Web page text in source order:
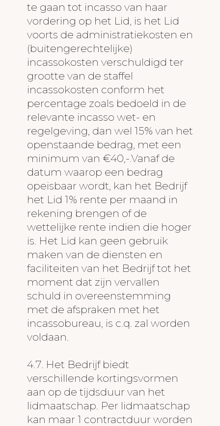
te gaan tot incasso van haar
vordering op het Lid, is het Lid
voorts de administratiekosten en
(buitengerechtelijke)
incassokosten verschuldigd ter
grootte van de staffel
incassokosten conform het
percentage zoals bedoeld in de
relevante incasso wet- en
regelgeving, dan wel 15% van het
openstaande bedrag, met een
minimum van €40,-.Vanaf de
datum waarop een bedrag
opeisbaar wordt, kan het Bedrijf
het Lid 1% rente per maand in
rekening brengen of de
wettelijke rente indien die hoger
is. Het Lid kan geen gebruik
maken van de diensten en
faciliteiten van het Bedrijf tot het
moment dat zijn vervallen
schuld in overeenstemming
met de afspraken met het
incassobureau, is c.q. zal worden
voldaan.
4.7. Het Bedrijf biedt
verschillende kortingsvormen
aan op de tijdsduur van het
lidmaatschap. Per lidmaatschap
kan maar 1 contractduur worden